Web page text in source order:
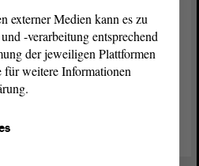
Ausstellungen haben oder daran
imLandtagzu
für weitere Auskünfte
externer Medien kann es zu
-verarbeitung entsprechend
der jeweiligen Plattformen
weitere Informationen